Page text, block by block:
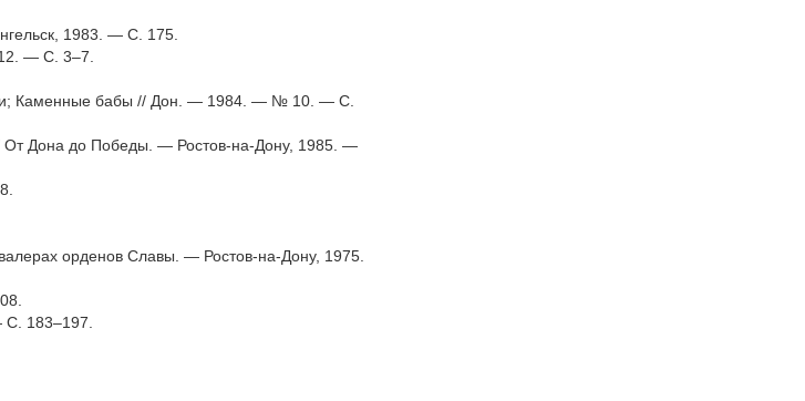
1983. — С. 175.
— С. 3–7.
Каменные бабы // Дон. — 1984. — № 10. — С.
От Дона до Победы. — Ростов-на-Дону, 1985. —
орденов Славы. — Ростов-на-Дону, 1975.
183–197.